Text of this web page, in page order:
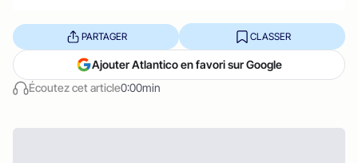
Écoutez cet article0:00min
PARTAGER CLASSER
Ajouter Atlantico en favori sur Google